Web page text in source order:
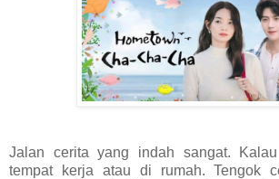
Jalan cerita yang indah sangat.
tempat kerja atau di rumah. Tengok